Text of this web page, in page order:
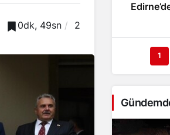
0dk, 49sn 2
1